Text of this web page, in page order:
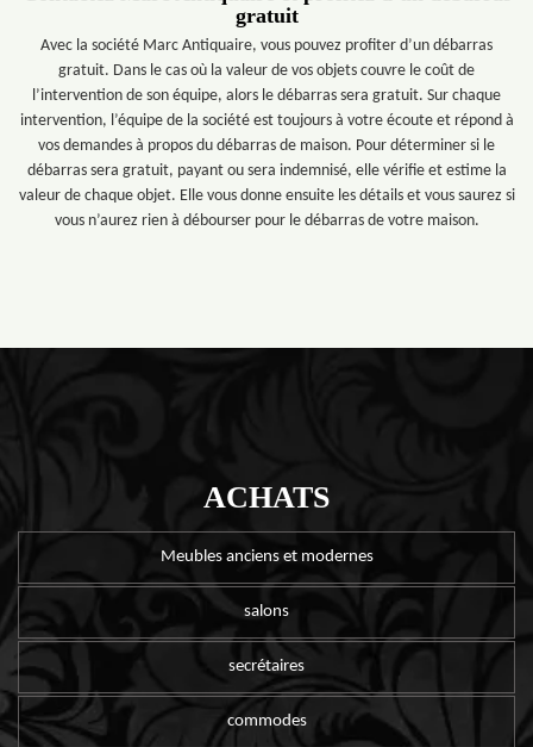
gratuit
Avec la société Marc Antiquaire, vous pouvez profiter d’un débarras
gratuit. Dans le cas où la valeur de vos objets couvre le coût de
l’intervention de son équipe, alors le débarras sera gratuit. Sur chaque
intervention, l’équipe de la société est toujours à votre écoute et répond à
vos demandes à propos du débarras de maison. Pour déterminer si le
débarras sera gratuit, payant ou sera indemnisé, elle vérifie et estime la
valeur de chaque objet. Elle vous donne ensuite les détails et vous saurez si
vous n’aurez rien à débourser pour le débarras de votre maison.
ACHATS
Meubles anciens et modernes
salons
secrétaires
commodes